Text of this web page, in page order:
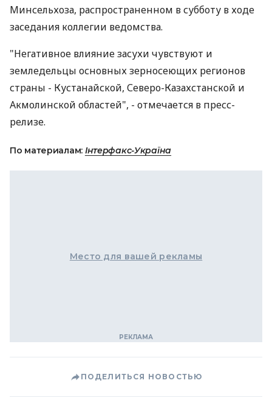
Минсельхоза, распространенном в субботу в ходе
заседания коллегии ведомства.
"Негативное влияние засухи чувствуют и
земледельцы основных зерносеющих регионов
страны - Кустанайской, Северо-Казахстанской и
Акмолинской областей", - отмечается в пресс-
релизе.
По материалам: Інтерфакс-Україна
Место для вашей рекламы
ПОДЕЛИТЬСЯ НОВОСТЬЮ